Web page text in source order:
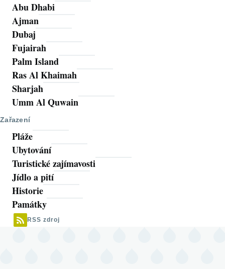
Abu Dhabi
Ajman
Dubaj
Fujairah
Palm Island
Ras Al Khaimah
Sharjah
Umm Al Quwain
Zařazení
Pláže
Ubytování
Turistické zajímavosti
Jídlo a pití
Historie
Památky
RSS zdroj